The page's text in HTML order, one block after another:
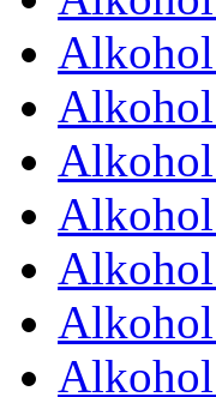
Alkohol
Alkohol
Alkohol